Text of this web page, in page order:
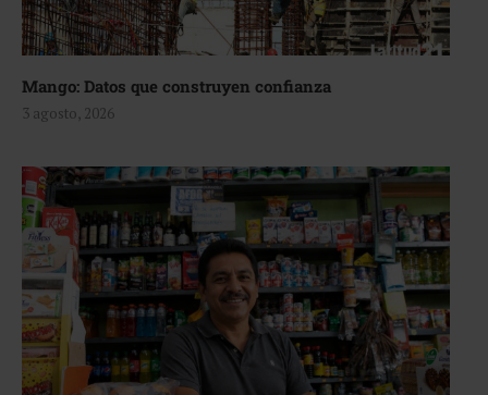
Mango: Datos que construyen confianza
3 agosto, 2026